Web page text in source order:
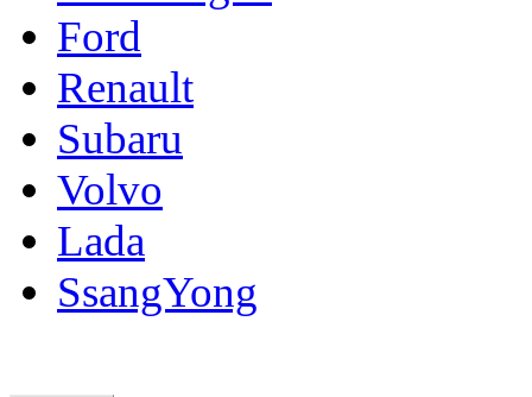
Ford
Renault
Subaru
Volvo
Lada
SsangYong